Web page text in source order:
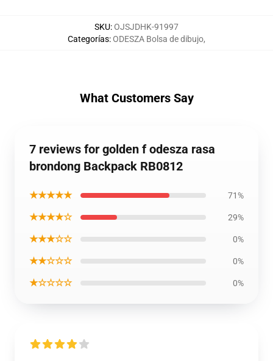
SKU:OJSJDHK-91997
Categorías:ODESZA Bolsa de dibujo,
What Customers Say
7 reviews for golden f odesza rasa
brondong Backpack RB0812
★★★★★ 71%
★★★★☆ 29%
★★★☆☆ 0%
★★☆☆☆ 0%
★☆☆☆☆ 0%